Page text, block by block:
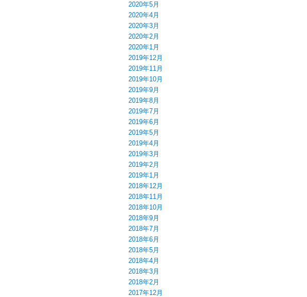
2020年5月
2020年4月
2020年3月
2020年2月
2020年1月
2019年12月
2019年11月
2019年10月
2019年9月
2019年8月
2019年7月
2019年6月
2019年5月
2019年4月
2019年3月
2019年2月
2019年1月
2018年12月
2018年11月
2018年10月
2018年9月
2018年7月
2018年6月
2018年5月
2018年4月
2018年3月
2018年2月
2017年12月